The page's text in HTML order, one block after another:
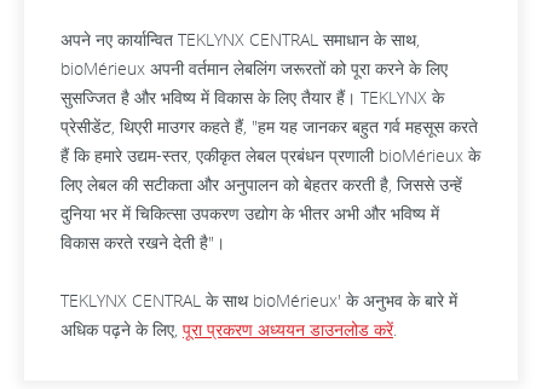
अपने नए कार्यान्वित TEKLYNX CENTRAL समाधान के साथ,
bioMérieux अपनी वर्तमान लेबलिंग जरूरतों को पूरा करने के लिए
सुसज्जित है और भविष्य में विकास के लिए तैयार हैं। TEKLYNX के
प्रेसीडेंट, थिएरी माउगर कहते हैं, "हम यह जानकर बहुत गर्व महसूस करते
हैं कि हमारे उद्यम-स्तर, एकीकृत लेबल प्रबंधन प्रणाली bioMérieux के
लिए लेबल की सटीकता और अनुपालन को बेहतर करती है, जिससे उन्हें
दुनिया भर में चिकित्सा उपकरण उद्योग के भीतर अभी और भविष्य में
विकास करते रखने देती है"।
TEKLYNX CENTRAL के साथ bioMérieux' के अनुभव के बारे में
अधिक पढ़ने के लिए, पूरा प्रकरण अध्ययन डाउनलोड करें.